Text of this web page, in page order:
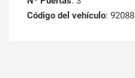
Código del vehículo: 92088